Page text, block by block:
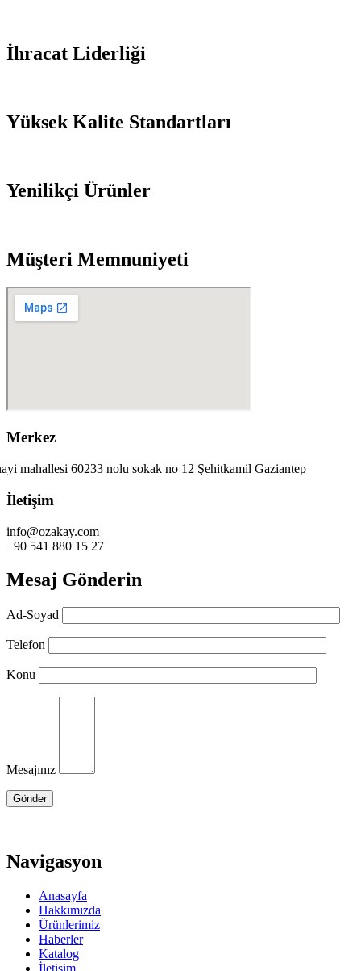
İhracat Liderliği
Yüksek Kalite Standartları
Yenilikçi Ürünler
Müşteri Memnuniyeti
Merkez
mahallesi 60233 nolu sokak no 12 Şehitkamil Gaziantep
İletişim
info@ozakay.com
+90 541 880 15 27
Mesaj Gönderin
Ad-Soyad
Telefon
Konu
Mesajınız
Navigasyon
Anasayfa
Hakkımızda
Ürünlerimiz
Haberler
Katalog